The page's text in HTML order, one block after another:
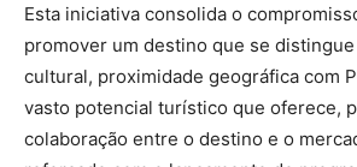
Esta iniciativa consolida o
promover um destino que se
cultural, proximidade geográfica com
vasto potencial turístico que oferece,
colaboração entre o destino e o